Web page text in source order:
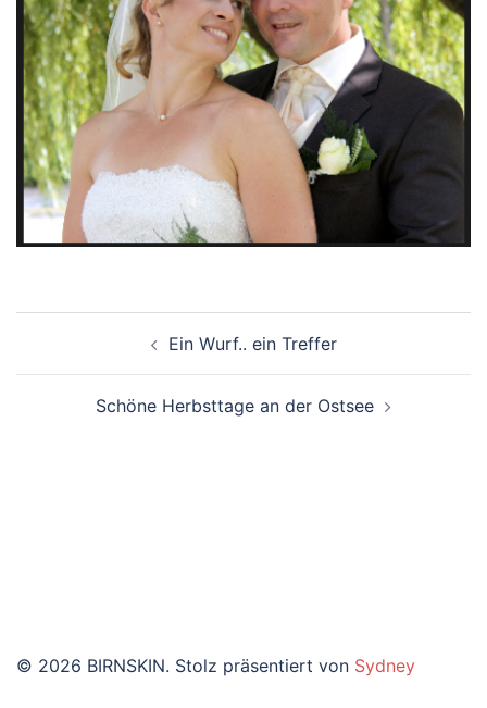
Ein Wurf.. ein Treffer
Schöne Herbsttage an der Ostsee
© 2026 BIRNSKIN. Stolz präsentiert von Sydney